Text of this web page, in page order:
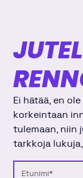
Ei hätää, en
korkeintaan
tulemaan, niin
tarkkoja